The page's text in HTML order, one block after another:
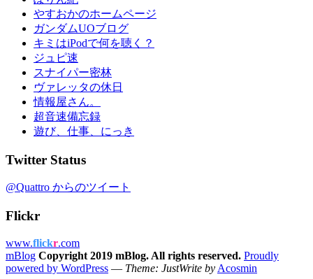
やすおかのホームページ
ガンダムUOブログ
キミはiPodで何を聴く？
ジュピ速
スナイパー密林
ヴァレッタの休日
情報屋さん。
超音速備忘録
遊び、仕事、にっき
Twitter Status
@Quattro からのツイート
Flickr
www.flickr.com
mBlog Copyright 2019 mBlog. All rights reserved. Proudly
powered by WordPress — Theme: JustWrite by Acosmin